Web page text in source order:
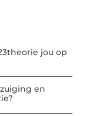
jou op
en